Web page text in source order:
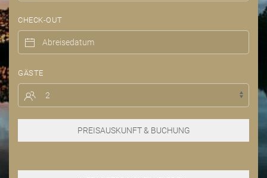
CHECK-OUT
GÄSTE